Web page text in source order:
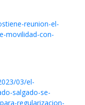
reunion-el-
movilidad-con-
03/el-
salgado-se-
regularizacion-